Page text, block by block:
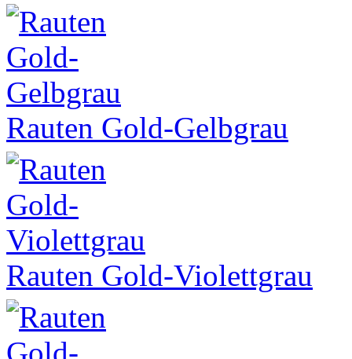
Rauten Gold-Gelbgrau
Rauten Gold-Violettgrau